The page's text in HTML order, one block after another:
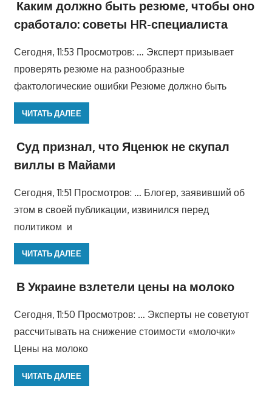
Каким должно быть резюме, чтобы оно
сработало: советы HR-специалиста
Сегодня, 11:53 Просмотров: … Эксперт призывает
проверять резюме на разнообразные
фактологические ошибки Резюме должно быть
ЧИТАТЬ ДАЛЕЕ
Суд признал, что Яценюк не скупал
виллы в Майами
Сегодня, 11:51 Просмотров: … Блогер, заявивший об
этом в своей публикации, извинился перед
политиком и
ЧИТАТЬ ДАЛЕЕ
В Украине взлетели цены на молоко
Сегодня, 11:50 Просмотров: … Эксперты не советуют
рассчитывать на снижение стоимости «молочки»
Цены на молоко
ЧИТАТЬ ДАЛЕЕ